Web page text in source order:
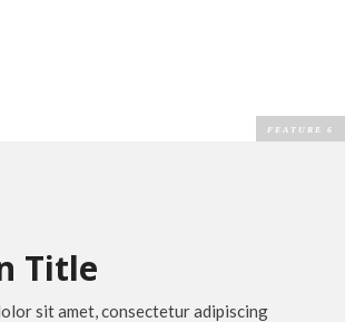
Title
sit amet, consectetur adipiscing